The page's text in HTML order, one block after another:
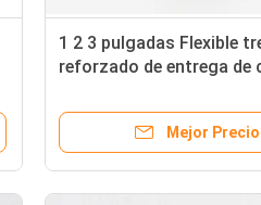
1 2 3 pulgadas Flexible
reforzado de entrega de
combustible ensamblaje
caucho OEM
Mejor Precio